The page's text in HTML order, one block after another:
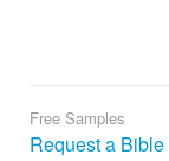
Free Samples
Request a Bible